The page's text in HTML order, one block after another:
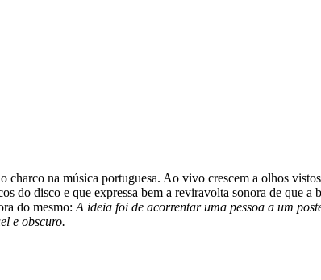
charco na música portuguesa. Ao vivo crescem a olhos
do disco e que expressa bem a reviravolta sonora de que
do mesmo: A ideia foi de acorrentar uma pessoa a um
e obscuro.